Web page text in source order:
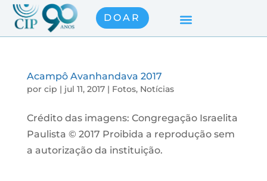
DOAR
Acampô Avanhandava 2017
por cip | jul 11, 2017| Fotos, Notícias
Crédito das imagens: Congregação Israelita
Paulista © 2017 Proibida a reprodução sem
a autorização da instituição.